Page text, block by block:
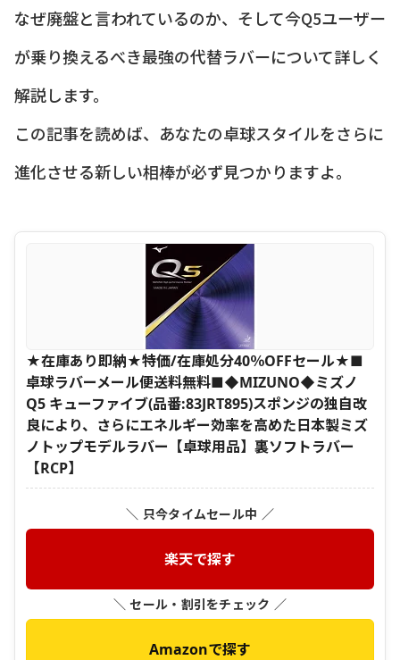
なぜ廃盤と言われているのか、そして今Q5ユーザー
が乗り換えるべき最強の代替ラバーについて詳しく
解説します。
この記事を読めば、あなたの卓球スタイルをさらに
進化させる新しい相棒が必ず見つかりますよ。
★在庫あり即納★特価/在庫処分40％OFFセール★■
卓球ラバーメール便送料無料■◆MIZUNO◆ミズノ
Q5 キューファイブ(品番:83JRT895)スポンジの独自改
良により、さらにエネルギー効率を高めた日本製ミズ
ノトップモデルラバー【卓球用品】裏ソフトラバー
【RCP】
＼ 只今タイムセール中 ／
楽天で探す
＼ セール・割引をチェック ／
Amazonで探す